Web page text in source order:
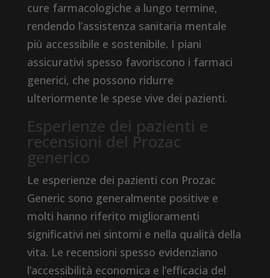
cure farmacologiche a lungo termine,
rendendo l’assistenza sanitaria mentale
più accessibile e sostenibile. I piani
assicurativi spesso favoriscono i farmaci
generici, che possono ridurre
ulteriormente le spese vive dei pazienti.
Esperienze dei pazienti e
recensioni del Prozac
generico
Le esperienze dei pazienti con Prozac
Generic sono generalmente positive e
molti hanno riferito miglioramenti
significativi nei sintomi e nella qualità della
vita. Le recensioni spesso evidenziano
l’accessibilità economica e l’efficacia del